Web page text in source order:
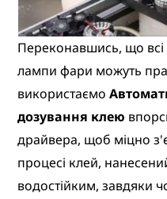
Переконавшись, що всі
лампи фари можуть
використаємо
дозування клею
драйвера, щоб міцно
процесі клей,
водостійким, завдяки